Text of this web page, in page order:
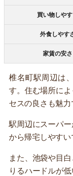
買い物しやす
外食しやす
家賃の安さ
椎名町駅周辺は
す。住む場所に
セスの良さも魅力
駅周辺にスーパ
から帰宅しやすい
また、池袋や目
りるハードルが